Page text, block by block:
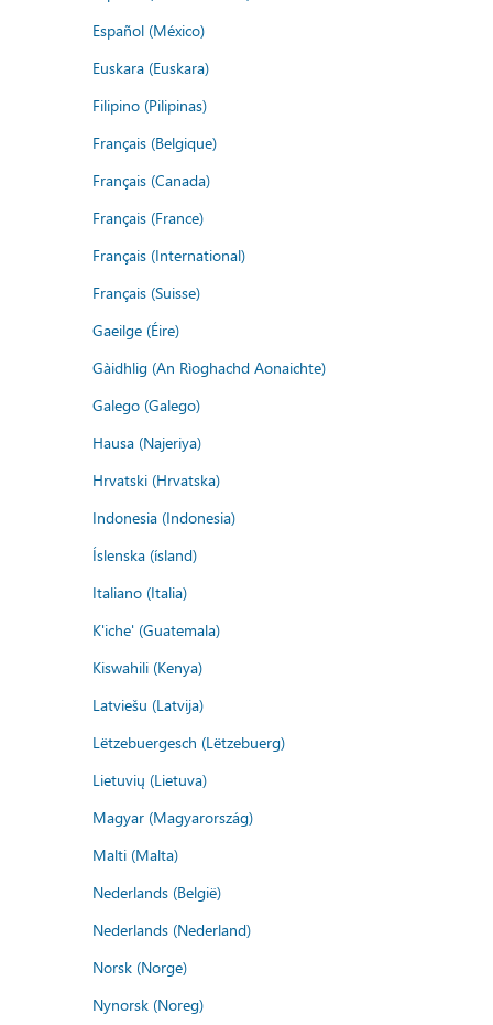
Español (México)
Euskara (Euskara)
Filipino (Pilipinas)
Français (Belgique)
Français (Canada)
Français (France)
Français (International)
Français (Suisse)
Gaeilge (Éire)
Gàidhlig (An Rìoghachd Aonaichte)
Galego (Galego)
Hausa (Najeriya)
Hrvatski (Hrvatska)
Indonesia (Indonesia)
Íslenska (ísland)
Italiano (Italia)
K'iche' (Guatemala)
Kiswahili (Kenya)
Latviešu (Latvija)
Lëtzebuergesch (Lëtzebuerg)
Lietuvių (Lietuva)
Magyar (Magyarország)
Malti (Malta)
Nederlands (België)
Nederlands (Nederland)
Norsk (Norge)
Nynorsk (Noreg)